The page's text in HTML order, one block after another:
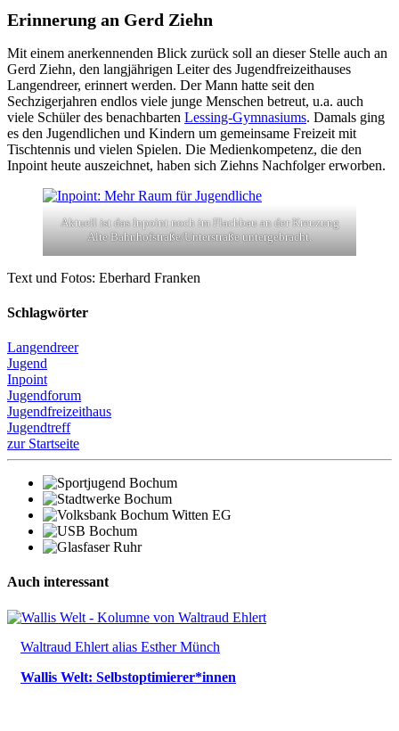
Erinnerung an Gerd Ziehn
Mit einem anerkennenden Blick zurück soll an dieser Stelle auch an
Gerd Ziehn, den langjährigen Leiter des Jugendfreizeithauses
Langendreer, erinnert werden. Der Mann hatte seit den
Sechzigerjahren endlos viele junge Menschen betreut, u.a. auch
viele Schüler des benachbarten Lessing-Gymnasiums. Damals ging
es den Jugendlichen und Kindern um gemeinsame Freizeit mit
Tischtennis und vielen Spielen. Die Medienkompetenz, die den
Inpoint heute auszeichnet, haben sich Ziehns Nachfolger erworben.
Aktuell ist das Inpoint noch im Flachbau an der Kreuzung
Alte Bahnhofstraße/Unterstraße untergebracht.
Text und Fotos: Eberhard Franken
Schlagwörter
Langendreer
Jugend
Inpoint
Jugendforum
Jugendfreizeithaus
Jugendtreff
zur Startseite
Auch interessant
Waltraud Ehlert alias Esther Münch
Wallis Welt: Selbstoptimierer*innen